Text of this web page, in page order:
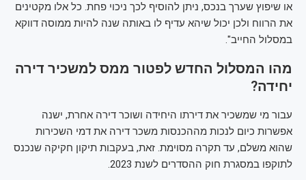
או שיפוץ שערך בנכס, ניתן להוסיף לכך ניכוי פחת. כל אלו מקטינים
את הרווח ולכן יכול שיהא עדיף לו באותה שנה להיות ממוסה דווקא
במסלול החייב".
מהו המסלול החדש לפטור ממס למשכיר דירה
יחידה?
עבור מי שמשכיר את דירתו היחידה ושוכר דירה אחרת, ישנה
אפשרות כיום לנכות מההכנסות משכר דירה את דמי השכירות
שהוא משלם, עד תקרה מסוימת. זאת, בעקבות תיקון חקיקה שנכנס
לתוקפו במסגרת חוק ההסדרים לשנת 2023.